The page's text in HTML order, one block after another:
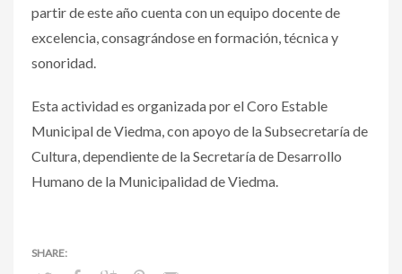
partir de este año cuenta con un equipo docente de
excelencia, consagrándose en formación, técnica y
sonoridad.
Esta actividad es organizada por el Coro Estable
Municipal de Viedma, con apoyo de la Subsecretaría de
Cultura, dependiente de la Secretaría de Desarrollo
Humano de la Municipalidad de Viedma.